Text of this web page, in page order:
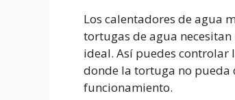
Los calentadores de agua
tortugas de agua
ideal. Así puedes
donde la tortuga no pueda
funcionamiento.